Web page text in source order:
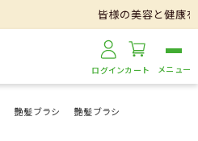
皆様の美容と健康をサポー
ログインカート
艶髪ブラシ 艶髪ブラシ